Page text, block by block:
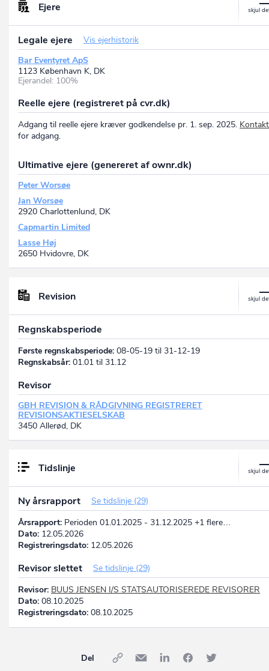
Ejere
Legale ejere
Vis ejerhistorik
Bar Eventyret ApS
1123 København K, DK
Ejerandel: 100%
Reelle ejere (registreret på cvr.dk)
Adgang til reelle ejere kræver godkendelse pr. 1. sep. 2025.
for adgang.
Ultimative ejere (genereret af ownr.dk)
Peter Worsøe
Jan Worsøe
2920 Charlottenlund, DK
Capmartin Limited
Lasse Høj
2650 Hvidovre, DK
Revision
Regnskabsperiode
Første regnskabsperiode: 08-05-19 til 31-12-19
Regnskabsår: 01.01 til 31.12
Revisor
GBH REVISION & RÅDGIVNING REGISTRERET
REVISIONSAKTIESELSKAB
3450 Allerød, DK
Tidslinje
Ny årsrapport
Se tidslinje (29)
Årsrapport: Perioden 01.01.2025 - 31.12.2025 +1 flere…
Dato: 12.05.2026
Registreringsdato: 12.05.2026
Revisor slettet
Se tidslinje (29)
Revisor: BUUS JENSEN I/S STATSAUTORISEREDE REVISORER
Dato: 08.10.2025
Registreringsdato: 08.10.2025
Del